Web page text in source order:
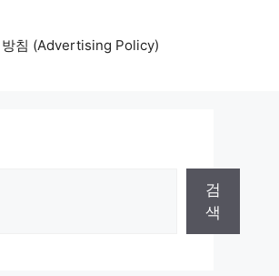
방침 (Advertising Policy)
검
색